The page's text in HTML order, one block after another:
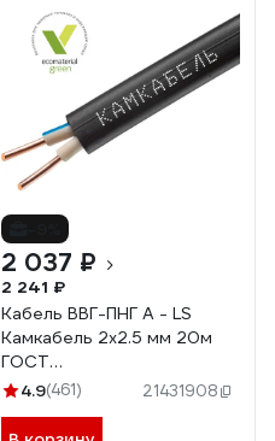
2 037 ₽
2 241 ₽
Кабель ВВГ-ПНГ А - LS
Камкабель 2x2.5 мм 20м
ГОСТ
1157К20HD00070А0020М
4.9(461) 21431908